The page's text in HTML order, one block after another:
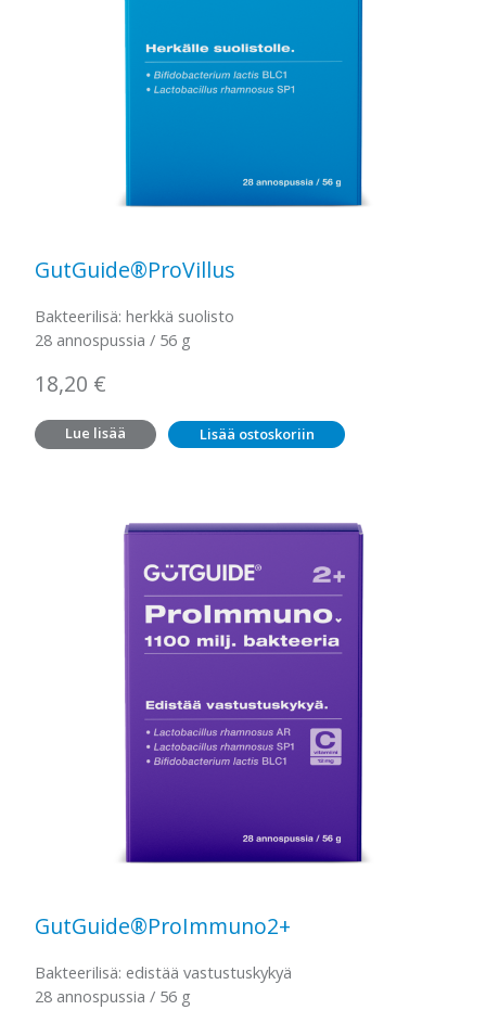
GutGuide®ProVillus
Bakteerilisä: herkkä suolisto
28 annospussia / 56 g
18,20 €
Lue lisää Lisää ostoskoriin
GutGuide®ProImmuno2+
Bakteerilisä: edistää vastustuskykyä
28 annospussia / 56 g